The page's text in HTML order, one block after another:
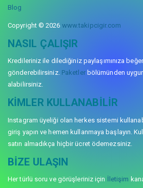
Blog
Copyright © 2026 www.takipcigir.com
NASIL ÇALIŞIR
Kredileriniz ile dilediğiniz paylaşımınıza
gönderebilirsiniz. Paketlerbölümünden
alabilirsiniz.
KIMLER KULLANABILIR
Instagram üyeliği olan herkes sistemi
giriş yapın ve hemen kullanmaya başlayın.
satın almadıkça hiçbir ücret ödemezsiniz.
BIZE ULAŞIN
Her türlü soru ve görüşleriniz için İletişim